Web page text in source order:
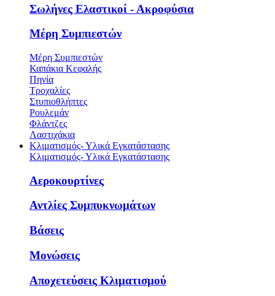
Σωλήνες Ελαστικοί - Ακροφύσια
Μέρη Συμπιεστών
Μέρη Συμπιεστών
Καπάκια Κεφαλής
Πηνία
Τροχαλίες
Στυπιοθλήπτες
Ρουλεμάν
Φλάντζες
Λαστιχάκια
Κλιματισμός- Υλικά Εγκατάστασης
Κλιματισμός- Υλικά Εγκατάστασης
Αεροκουρτίνες
Αντλίες Συμπυκνωμάτων
Βάσεις
Μονώσεις
Αποχετεύσεις Κλιματισμού